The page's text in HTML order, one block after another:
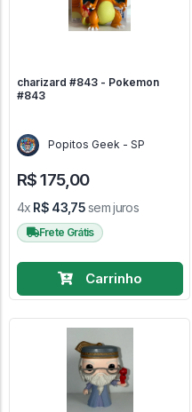
charizard #843 - Pokemon
#843
Popitos Geek - SP
R$ 175,00
4x R$ 43,75sem juros
Frete Grátis
Carrinho